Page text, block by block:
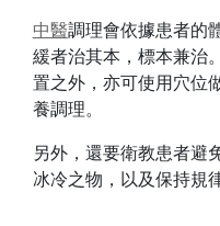
中醫調理會依據患者的
緩者治其本，標本兼治
置之外，亦可使用穴位
養調理。
另外，還要衛教患者避
冰冷之物，以及保持規